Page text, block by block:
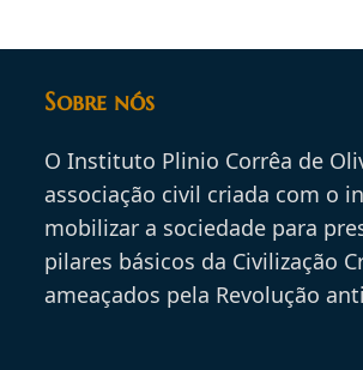
Sobre nós
O Instituto Plinio Corrêa de
associação civil criada com o
mobilizar a sociedade para
pilares básicos da Civilização
ameaçados pela Revolução